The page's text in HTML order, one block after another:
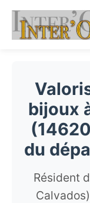
bijoux
du
Résident